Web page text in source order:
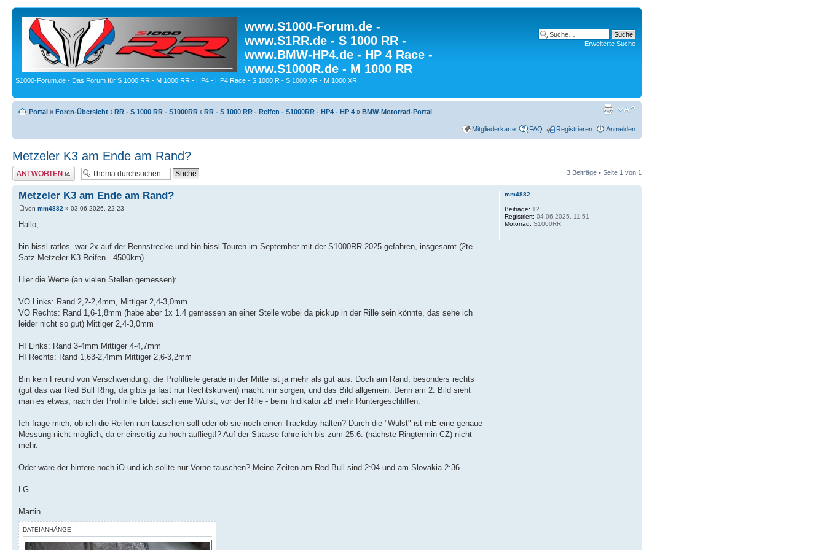
www.S1000-Forum.de -
www.S1RR.de - S 1000 RR -
www.BMW-HP4.de - HP 4 Race -
www.S1000R.de - M 1000 RR
S1000-Forum.de - Das Forum für S 1000 RR - M 1000 RR - HP4 - HP4 Race - S 1000 R - S 1000 XR - M 1000 XR
Erweiterte Suche
Portal » Foren-Übersicht ‹ RR - S 1000 RR - S1000RR ‹ RR - S 1000 RR - Reifen - S1000RR - HP4 - HP 4 » BMW-Motorrad-Portal
Mitgliederkarte FAQ Registrieren Anmelden
Metzeler K3 am Ende am Rand?
Antwort erstellen 3 Beiträge • Seite 1 von 1
Metzeler K3 am Ende am Rand?
von mm4882 » 03.06.2026, 22:23
Hallo,
bin bissl ratlos. war 2x auf der Rennstrecke und bin bissl Touren im September mit der S1000RR 2025 gefahren, insgesamt (2te
Satz Metzeler K3 Reifen - 4500km).
Hier die Werte (an vielen Stellen gemessen):
VO Links: Rand 2,2-2,4mm, Mittiger 2,4-3,0mm
VO Rechts: Rand 1,6-1,8mm (habe aber 1x 1.4 gemessen an einer Stelle wobei da pickup in der Rille sein könnte, das sehe ich
leider nicht so gut) Mittiger 2,4-3,0mm
HI Links: Rand 3-4mm Mittiger 4-4,7mm
HI Rechts: Rand 1,63-2,4mm Mittiger 2,6-3,2mm
Bin kein Freund von Verschwendung, die Profiltiefe gerade in der Mitte ist ja mehr als gut aus. Doch am Rand, besonders rechts
(gut das war Red Bull RIng, da gibts ja fast nur Rechtskurven) macht mir sorgen, und das Bild allgemein. Denn am 2. Bild sieht
man es etwas, nach der Profilrille bildet sich eine Wulst, vor der Rille - beim Indikator zB mehr Runtergeschliffen.
Ich frage mich, ob ich die Reifen nun tauschen soll oder ob sie noch einen Trackday halten? Durch die "Wulst" ist mE eine genaue
Messung nicht möglich, da er einseitig zu hoch aufliegt!? Auf der Strasse fahre ich bis zum 25.6. (nächste Ringtermin CZ) nicht
mehr.
Oder wäre der hintere noch iO und ich sollte nur Vorne tauschen? Meine Zeiten am Red Bull sind 2:04 und am Slovakia 2:36.
LG
Martin
DATEIANHÄNGE
mm4882
Beiträge: 12
Registriert: 04.06.2025, 11:51
Motorrad: S1000RR